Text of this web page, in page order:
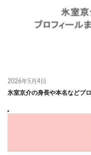
2026年5月4日
氷室京介の身長や本名などプ